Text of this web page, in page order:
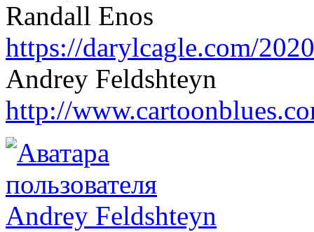
Randall Enos
https://darylcagle.com/
Andrey Feldshteyn
http://
Andrey Feldshteyn